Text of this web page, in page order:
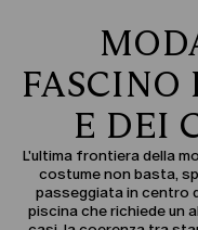
FASCINO
E DEI
L'ultima frontiera della
costume non basta,
passeggiata in centro
piscina che richiede un